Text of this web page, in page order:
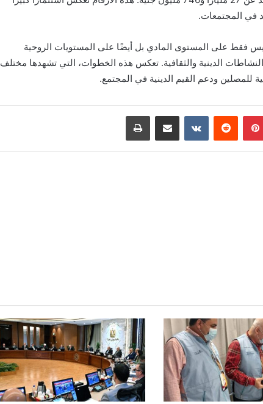
في المجتمعات.
فقط على المستوى المادي بل أيضًا على المستويات الروحية
الدينية والثقافية. تعكس هذه الخطوات، التي تشهدها مختلف
للمصلين ودعم القيم الدينية في المجتمع.
بينتيريست مشاركة عبر البريد طباعة